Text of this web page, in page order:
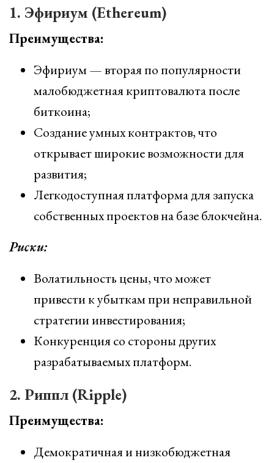
1. Эфириум (Ethereum)
Преимущества:
Эфириум — вторая по популярности
малобюджетная криптовалюта после
биткоина;
Создание умных контрактов, что
открывает широкие возможности для
развития;
Легкодоступная платформа для запуска
собственных проектов на базе блокчейна.
Риски:
Волатильность цены, что может
привести к убыткам при неправильной
стратегии инвестирования;
Конкуренция со стороны других
разрабатываемых платформ.
2. Риппл (Ripple)
Преимущества:
Демократичная и низкобюджетная